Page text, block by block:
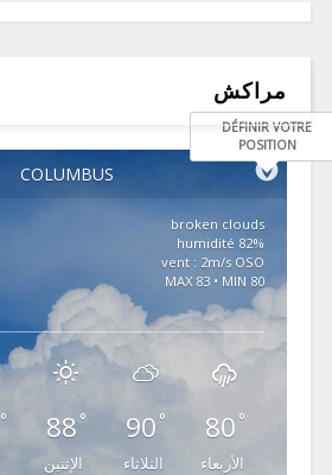
مراكش
COLUMBUS
DÉFINIR VOTRE
POSITION
broken clouds
82% humidité
vent : 2m/s OSO
MAX 83 • MIN 80
° 88°
الإثنين
90 °
الثلاثاء
80 °
الأربعاء